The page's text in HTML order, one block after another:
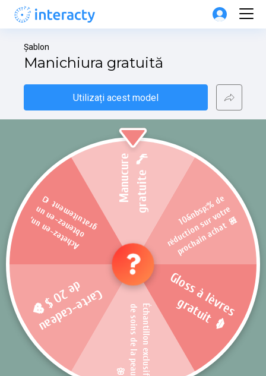
Șablon
Manichiura gratuită
Utilizați acest model